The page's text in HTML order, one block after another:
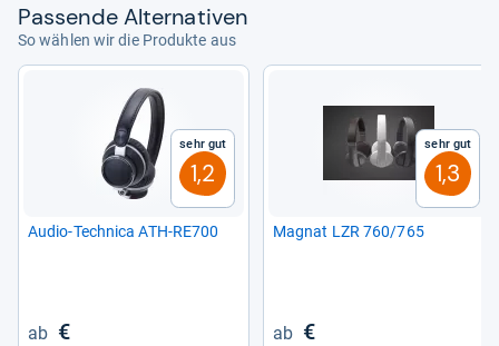
Pas­sende Alter­na­ti­ven
So wählen wir die Produkte aus
Sehr gut
1,2
Audio-​Tech­nica ATH-​RE700
€
Sehr gut
1,3
Magnat LZR 760/765
€